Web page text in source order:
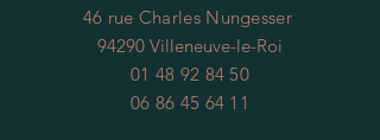
46 rue Charles Nungesser
94290 Villeneuve-le-Roi
01 48 92 84 50
06 86 45 64 11